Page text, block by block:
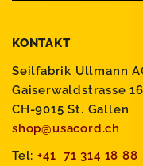
KONTAKT
Seilfabrik Ullmann
Gaiserwaldstrasse 16
CH-9015 St. Gallen
shop@usacord.ch
Tel: +41 71 314 18 88